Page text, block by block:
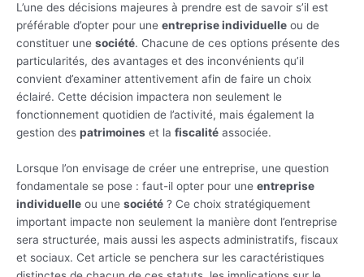
L’une des décisions majeures à prendre est de savoir s’il est
préférable d’opter pour une entreprise individuelle ou de
constituer une société. Chacune de ces options présente des
particularités, des avantages et des inconvénients qu’il
convient d’examiner attentivement afin de faire un choix
éclairé. Cette décision impactera non seulement le
fonctionnement quotidien de l’activité, mais également la
gestion des patrimoines et la fiscalité associée.
Lorsque l’on envisage de créer une entreprise, une question
fondamentale se pose : faut-il opter pour une entreprise
individuelle ou une société ? Ce choix stratégiquement
important impacte non seulement la manière dont l’entreprise
sera structurée, mais aussi les aspects administratifs, fiscaux
et sociaux. Cet article se penchera sur les caractéristiques